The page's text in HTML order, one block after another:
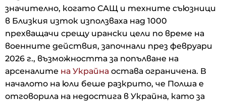
значително, когато САЩ и техните съюзници
в Близкия изток използваха над 1000
прехващачи срещу ирански цели по време на
военните действия, започнали през февруари
2026 г., възможността за попълване на
арсеналите на Украйна остава ограничена. В
началото на юли беше разкрито, че Полша е
отговорила на недостига в Украйна, като за